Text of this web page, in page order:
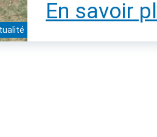
En savoir